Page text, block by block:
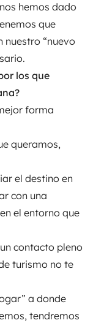
hemos dado
que
nuestro “nuevo
los que
forma
queramos,
el destino en
con una
el entorno que
contacto pleno
turismo no te
a donde
tendremos